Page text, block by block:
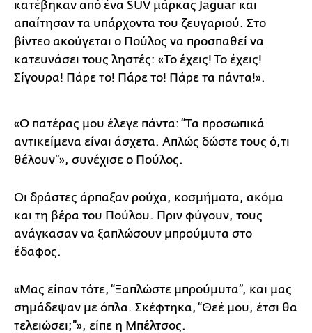
κατέβηκαν από ένα SUV μάρκας Jaguar και
απαίτησαν τα υπάρχοντα του ζευγαριού. Στο
βίντεο ακούγεται ο Πούλος να προσπαθεί να
κατευνάσει τους ληστές: «Το έχεις! Το έχεις!
Σίγουρα! Πάρε το! Πάρε το! Πάρε τα πάντα!».
«Ο πατέρας μου έλεγε πάντα: “Τα προσωπικά
αντικείμενα είναι άσχετα. Απλώς δώστε τους ό,τι
θέλουν”», συνέχισε ο Πούλος.
Οι δράστες άρπαξαν ρούχα, κοσμήματα, ακόμα
και τη βέρα του Πούλου. Πριν φύγουν, τους
ανάγκασαν να ξαπλώσουν μπρούμυτα στο
έδαφος.
«Μας είπαν τότε, “Ξαπλώστε μπρούμυτα”, και μας
σημάδεψαν με όπλα. Σκέφτηκα, “Θεέ μου, έτσι θα
τελειώσει;”», είπε η Μπέλτσος.